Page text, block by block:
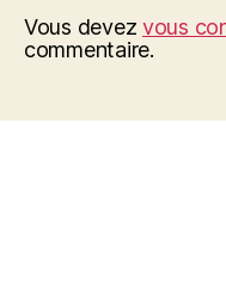
Vous devezvous
commentaire.